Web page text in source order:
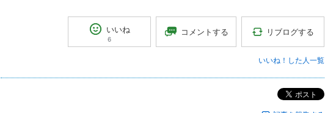
いいね
6
コメントする リブログする
いいね！した人一覧
ポスト